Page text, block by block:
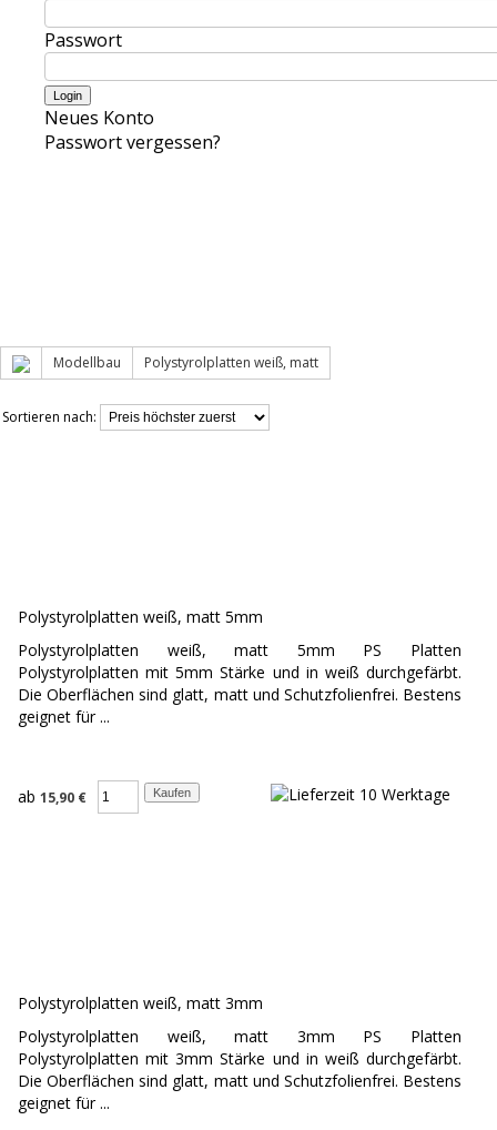
Passwort
Neues Konto
Passwort vergessen?
Modellbau Polystyrolplatten weiß, matt
Sortieren nach:
Polystyrolplatten weiß, matt 5mm
Polystyrolplatten weiß, matt 5mm PS Platten
Polystyrolplatten mit 5mm Stärke und in weiß durchgefärbt.
Die Oberflächen sind glatt, matt und Schutzfolienfrei. Bestens
geignet für ...
ab 15,90 €
Polystyrolplatten weiß, matt 3mm
Polystyrolplatten weiß, matt 3mm PS Platten
Polystyrolplatten mit 3mm Stärke und in weiß durchgefärbt.
Die Oberflächen sind glatt, matt und Schutzfolienfrei. Bestens
geignet für ...